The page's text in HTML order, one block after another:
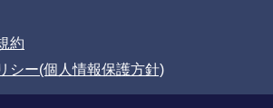
約
シー(個人情報保護方針)